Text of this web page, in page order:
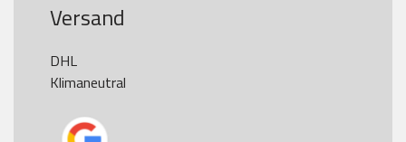
Versand
DHL
Klimaneutral